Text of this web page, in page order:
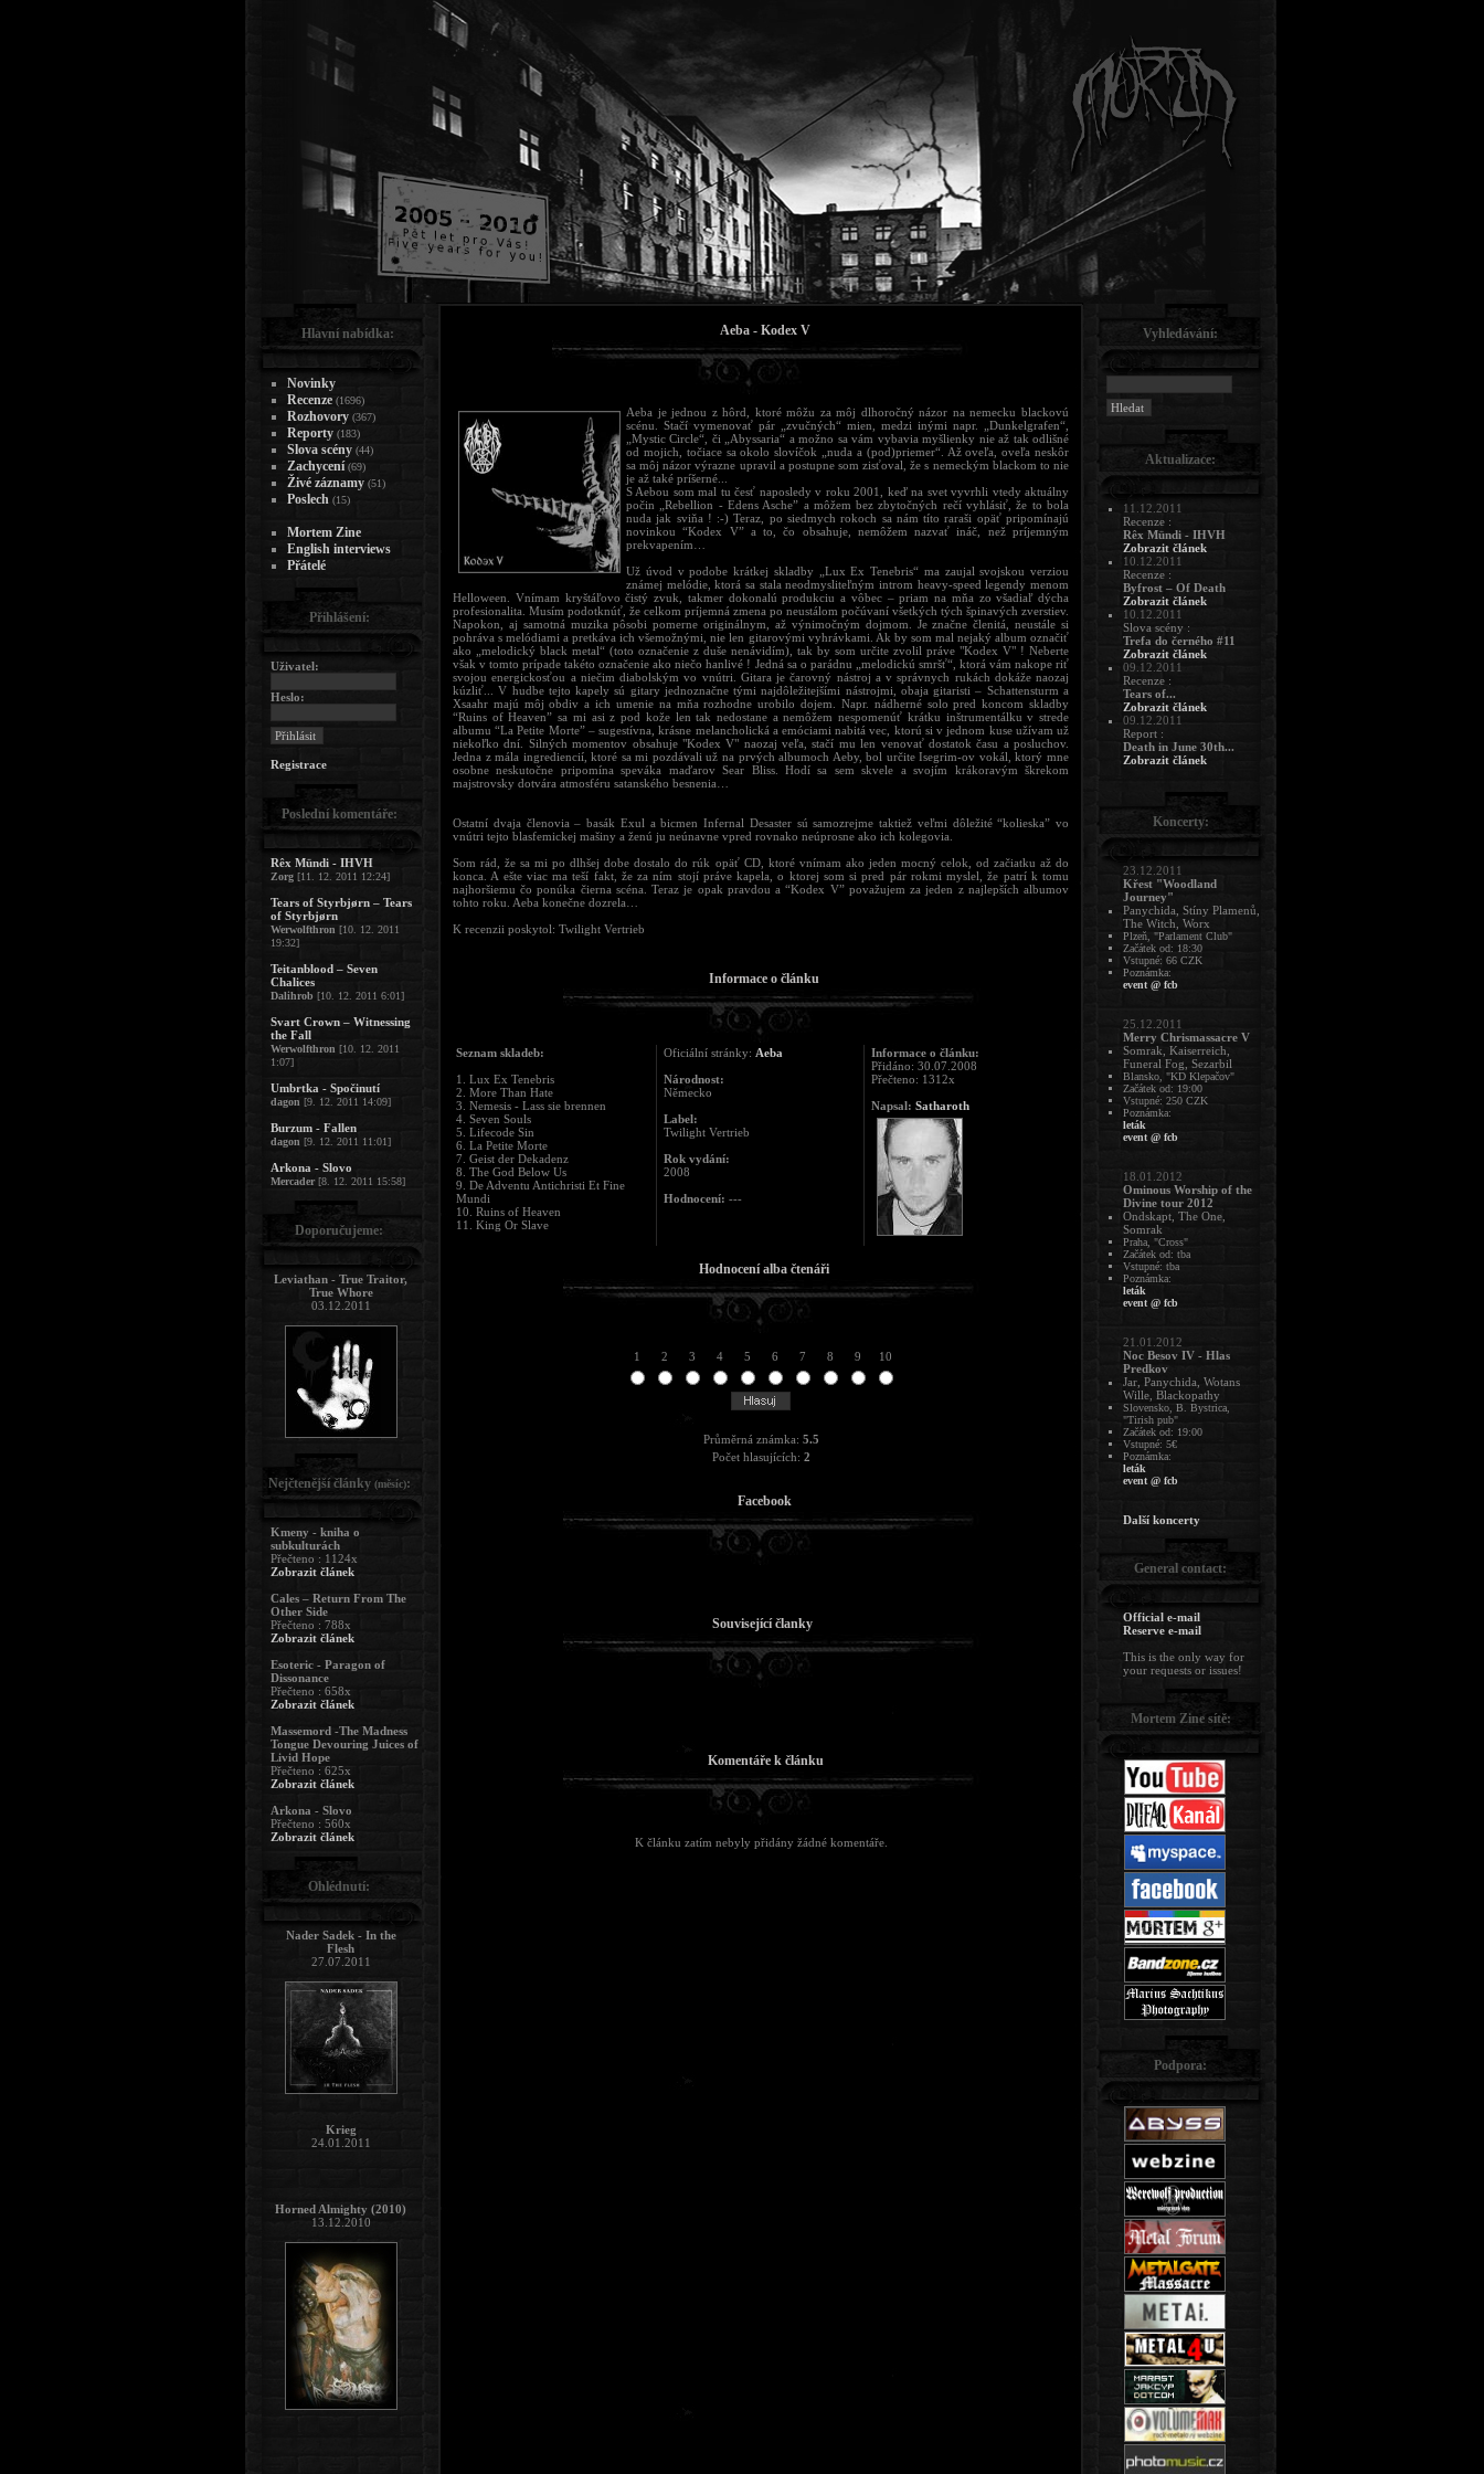
Aeba - Kodex V
Aeba je jednou z hôrd, ktoré môžu za môj dlhoročný názor na nemecku blackovú
scénu. Stačí vymenovať pár „zvučných“ mien, medzi inými napr. „Dunkelgrafen“,
„Mystic Circle“, či „Abyssaria“ a možno sa vám vybavia myšlienky nie až tak odlišné
od mojich, točiace sa okolo slovíčok „nuda a (pod)priemer“. Až oveľa, oveľa neskôr
sa môj názor výrazne upravil a postupne som zisťoval, že s nemeckým blackom to nie
je až také príšerné...
S Aebou som mal tu česť naposledy v roku 2001, keď na svet vyvrhli vtedy aktuálny
počin „Rebellion - Edens Asche” a môžem bez zbytočných rečí vyhlásiť, že to bola
nuda jak sviňa ! :-) Teraz, po siedmych rokoch sa nám títo raraši opäť pripomínajú
novinkou “Kodex V” a to, čo obsahuje, nemôžem nazvať ináč, než príjemným
prekvapením…
Už úvod v podobe krátkej skladby „Lux Ex Tenebris“ ma zaujal svojskou verziou
známej melódie, ktorá sa stala neodmysliteľným introm heavy-speed legendy menom
Helloween. Vnímam kryštáľovo čistý zvuk, takmer dokonalú produkciu a vôbec – priam na mňa zo všadiaľ dýcha
profesionalita. Musím podotknúť, že celkom príjemná zmena po neustálom počúvaní všetkých tých špinavých zverstiev.
Napokon, aj samotná muzika pôsobi pomerne originálnym, až výnimočným dojmom. Je značne členitá, neustále si
pohráva s melódiami a pretkáva ich všemožnými, nie len gitarovými vyhrávkami. Ak by som mal nejaký album označiť
ako „melodický black metal“ (toto označenie z duše nenávidím), tak by som určite zvolil práve "Kodex V" ! Neberte
však v tomto prípade takéto označenie ako niečo hanlivé ! Jedná sa o parádnu „melodickú smršť“, ktorá vám nakope riť
svojou energickosťou a niečim diabolským vo vnútri. Gitara je čarovný nástroj a v správnych rukách dokáže naozaj
kúzliť... V hudbe tejto kapely sú gitary jednoznačne tými najdôležitejšími nástrojmi, obaja gitaristi – Schattensturm a
Xsaahr majú môj obdiv a ich umenie na mňa rozhodne urobilo dojem. Napr. nádherné solo pred koncom skladby
“Ruins of Heaven” sa mi asi z pod kože len tak nedostane a nemôžem nespomenúť krátku inštrumentálku v strede
albumu “La Petite Morte” – sugestívna, krásne melancholická a emóciami nabitá vec, ktorú si v jednom kuse užívam už
niekoľko dní. Silných momentov obsahuje "Kodex V" naozaj veľa, stačí mu len venovať dostatok času a posluchov.
Jedna z mála ingrediencií, ktoré sa mi pozdávali už na prvých albumoch Aeby, bol určite Isegrim-ov vokál, ktorý mne
osobne neskutočne pripomína speváka maďarov Sear Bliss. Hodí sa sem skvele a svojím krákoravým škrekom
majstrovsky dotvára atmosféru satanského besnenia…
Ostatní dvaja členovia – basák Exul a bicmen Infernal Desaster sú samozrejme taktiež veľmi dôležité “kolieska” vo
vnútri tejto blasfemickej mašiny a ženú ju neúnavne vpred rovnako neúprosne ako ich kolegovia.
Som rád, že sa mi po dlhšej dobe dostalo do rúk opäť CD, ktoré vnímam ako jeden mocný celok, od začiatku až do
konca. A ešte viac ma teší fakt, že za ním stojí práve kapela, o ktorej som si pred pár rokmi myslel, že patrí k tomu
najhoršiemu čo ponúka čierna scéna. Teraz je opak pravdou a “Kodex V” považujem za jeden z najlepších albumov
tohto roku. Aeba konečne dozrela…
K recenzii poskytol: Twilight Vertrieb
Informace o článku
Seznam skladeb:
1. Lux Ex Tenebris
2. More Than Hate
3. Nemesis - Lass sie brennen
4. Seven Souls
5. Lifecode Sin
6. La Petite Morte
7. Geist der Dekadenz
8. The God Below Us
9. De Adventu Antichristi Et Fine
Mundi
10. Ruins of Heaven
11. King Or Slave
Oficiální stránky: Aeba
Národnost:
Německo
Label:
Twilight Vertrieb
Rok vydání:
2008
Hodnocení: ---
Informace o článku:
Přidáno: 30.07.2008
Přečteno: 1312x
Napsal: Satharoth
Hodnocení alba čtenáři
1 2 3 4 5 6 7 8 9 10
Průměrná známka: 5.5
Počet hlasujících: 2
Facebook
Související članky
Komentáře k článku
K článku zatím nebyly přidány žádné komentáře.
Hlavní nabídka:
Novinky
Recenze (1696)
Rozhovory (367)
Reporty (183)
Slova scény (44)
Zachycení (69)
Živé záznamy (51)
Poslech (15)
Mortem Zine
English interviews
Přátelé
Přihlášení:
Uživatel:
Heslo:
Registrace
Poslední komentáře:
Rêx Mündi - IHVH
Zorg [11. 12. 2011 12:24]
Tears of Styrbjørn – Tears
of Styrbjørn
Werwolfthron [10. 12. 2011
19:32]
Teitanblood – Seven
Chalices
Dalihrob [10. 12. 2011 6:01]
Svart Crown – Witnessing
the Fall
Werwolfthron [10. 12. 2011
1:07]
Umbrtka - Spočinutí
dagon [9. 12. 2011 14:09]
Burzum - Fallen
dagon [9. 12. 2011 11:01]
Arkona - Slovo
Mercader[8. 12. 2011 15:58]
Doporučujeme:
Leviathan - True Traitor,
True Whore
03.12.2011
Nejčtenější články (měsíc):
Kmeny - kniha o
subkulturách
Přečteno : 1124x
Zobrazit článek
Cales – Return From The
Other Side
Přečteno : 788x
Zobrazit článek
Esoteric - Paragon of
Dissonance
Přečteno : 658x
Zobrazit článek
Massemord -The Madness
Tongue Devouring Juices of
Livid Hope
Přečteno : 625x
Zobrazit článek
Arkona - Slovo
Přečteno : 560x
Zobrazit článek
Ohlédnutí:
Nader Sadek - In the
Flesh
27.07.2011
Krieg
24.01.2011
Horned Almighty (2010)
13.12.2010
Vyhledávání:
Aktualizace:
11.12.2011
Recenze :
Rêx Mündi - IHVH
Zobrazit článek
10.12.2011
Recenze :
Byfrost – Of Death
Zobrazit článek
10.12.2011
Slova scény :
Trefa do černého #11
Zobrazit článek
09.12.2011
Recenze :
Tears of...
Zobrazit článek
09.12.2011
Report :
Death in June 30th...
Zobrazit článek
Koncerty:
23.12.2011
Křest "Woodland
Journey"
Panychida, Stíny Plamenů,
The Witch, Worx
Plzeň, "Parlament Club"
Začátek od: 18:30
Vstupné: 66 CZK
Poznámka:
event @ fcb
25.12.2011
Merry Chrismassacre V
Somrak, Kaiserreich,
Funeral Fog, Sezarbil
Blansko, "KD Klepačov"
Začátek od: 19:00
Vstupné: 250 CZK
Poznámka:
leták
event @ fcb
18.01.2012
Ominous Worship of the
Divine tour 2012
Ondskapt, The One,
Somrak
Praha, "Cross"
Začátek od: tba
Vstupné: tba
Poznámka:
leták
event @ fcb
21.01.2012
Noc Besov IV - Hlas
Predkov
Jar, Panychida, Wotans
Wille, Blackopathy
Slovensko, B. Bystrica,
"Tirish pub"
Začátek od: 19:00
Vstupné: 5€
Poznámka:
leták
event @ fcb
Další koncerty
General contact:
Official e-mail
Reserve e-mail
This is the only way for
your requests or issues!
Mortem Zine sítě:
Podpora: